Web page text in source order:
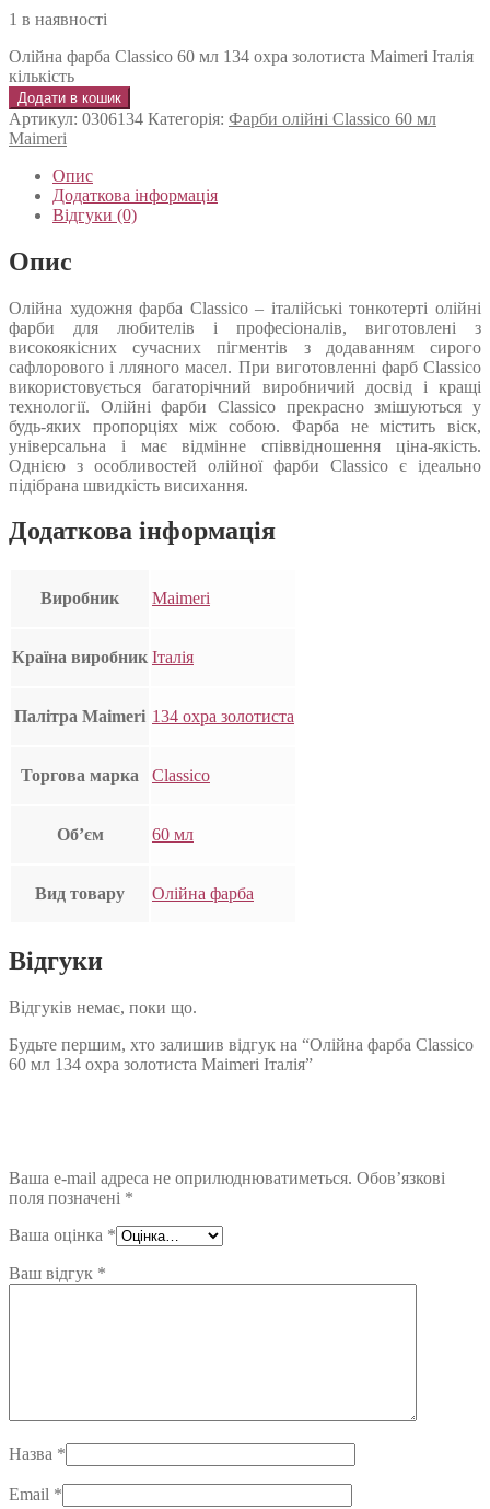
1 в наявності
Олійна фарба Classico 60 мл 134 охра золотиста Maimeri Італія
кількість
Додати в кошик
Артикул: 0306134 Категорія: Фарби олійні Classico 60 мл
Maimeri
Опис
Додаткова інформація
Відгуки (0)
Опис
Олійна художня фарба Classico – італійські тонкотерті олійні
фарби для любителів і професіоналів, виготовлені з
високоякісних сучасних пігментів з додаванням сирого
сафлорового і лляного масел. При виготовленні фарб Classico
використовується багаторічний виробничий досвід і кращі
технології. Олійні фарби Classico прекрасно змішуються у
будь-яких пропорціях між собою. Фарба не містить віск,
універсальна і має відмінне співвідношення ціна-якість.
Однією з особливостей олійної фарби Classico є ідеально
підібрана швидкість висихання.
Додаткова інформація
Виробник Maimeri
Країна виробник Італія
Палітра Maimeri 134 охра золотиста
Торгова марка Classico
Об’єм 60 мл
Вид товару Олійна фарба
Відгуки
Відгуків немає, поки що.
Будьте першим, хто залишив відгук на “Олійна фарба Classico
60 мл 134 охра золотиста Maimeri Італія”
Ваша e-mail адреса не оприлюднюватиметься. Обов’язкові
поля позначені *
Ваша оцінка *
Ваш відгук *
Назва *
Email *